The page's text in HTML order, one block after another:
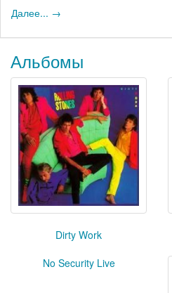
Далее... →
Альбомы
Dirty Work
No Security Live